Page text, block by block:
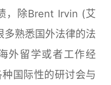
，除Brent Irvin (艾
多熟悉国外法律的法
外留学或者工作经
国际性的研讨会与